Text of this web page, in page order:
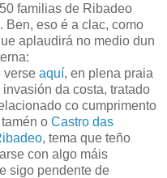
familias de Ribadeo
Ben, eso é a clac, como
aplaudirá no medio dun
verse aquí, en plena praia
da costa, tratado
co cumprimento
o Castro das
, tema que teño
con algo máis
sigo pendente de